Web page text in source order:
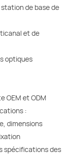
de base de
et de
optiques
OEM et ODM
:
dimensions
spécifications des